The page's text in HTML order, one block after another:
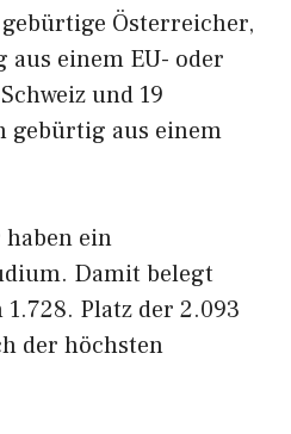
Österreicher,
aus einem EU- oder
und 19
gebürtig aus einem
ein
Damit belegt
Platz der 2.093
der höchsten